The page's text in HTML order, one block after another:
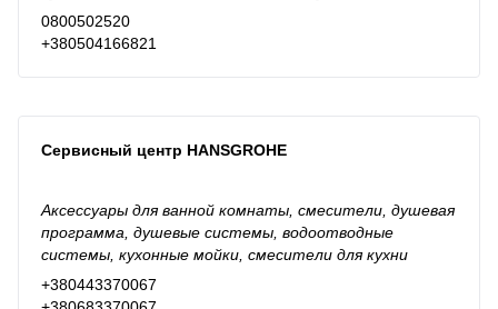
0800502520
+380504166821
Сервисный центр HANSGROHE
Аксессуары для ванной комнаты, смесители, душевая
программа, душевые системы, водоотводные
системы, кухонные мойки, смесители для кухни
+380443370067